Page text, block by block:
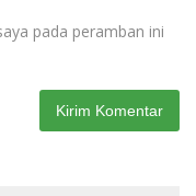
pada peramban ini